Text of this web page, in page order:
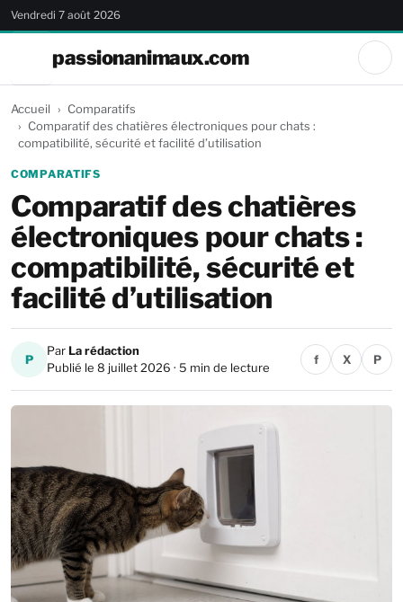
Vendredi 7 août 2026
passionanimaux.com
Accueil
Comparatifs
Comparatif des chatières électroniques pour chats :
compatibilité, sécurité et facilité d’utilisation
COMPARATIFS
Comparatif des chatières
électroniques pour chats :
compatibilité, sécurité et
facilité d’utilisation
P
Par La rédaction
Publié le 8 juillet 2026 · 5 min de lecture
f X P